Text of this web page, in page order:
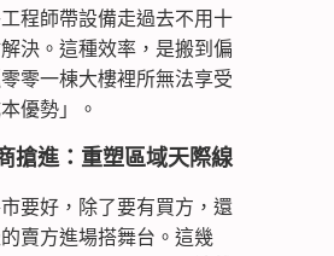
程師帶設備走過去不用十
決。這種效率，是搬到偏
零一棟大樓裡所無法享受
優勢」。
搶進：重塑區域天際線
要好，除了要有買方，還
賣方進場搭舞台。這幾